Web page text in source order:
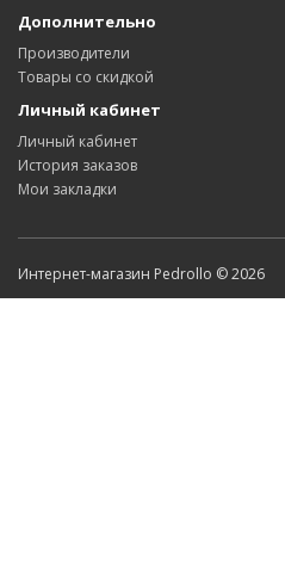
Дополнительно
Производители
Товары со скидкой
Личный кабинет
Личный кабинет
История заказов
Мои закладки
Интернет-магазин Pedrollo © 2026